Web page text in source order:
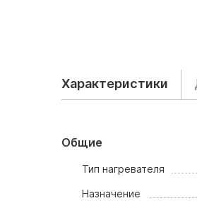
Характеристики
Общие
Тип нагревателя
Назначение